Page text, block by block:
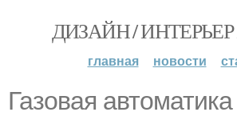
ДИЗАЙН /
главная новости
Газовая автоматика